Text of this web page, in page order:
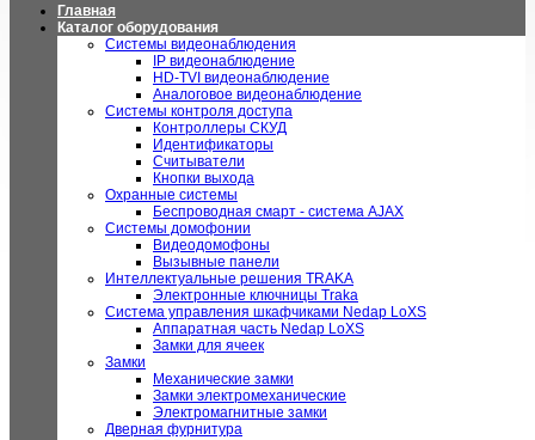
Главная
Каталог оборудования
Системы видеонаблюдения
IP видеонаблюдение
HD-TVI видеонаблюдение
Аналоговое видеонаблюдение
Системы контроля доступа
Контроллеры СКУД
Идентификаторы
Считыватели
Кнопки выхода
Охранные системы
Беспроводная смарт - система AJAX
Системы домофонии
Видеодомофоны
Вызывные панели
Интеллектуальные решения TRAKA
Электронные ключницы Traka
Система управления шкафчиками Nedap LoXS
Аппаратная часть Nedap LoXS
Замки для ячеек
Замки
Механические замки
Замки электромеханические
Электромагнитные замки
Дверная фурнитура